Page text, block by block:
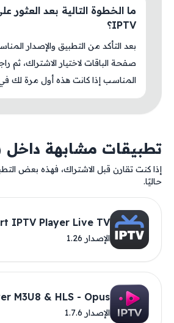
IPTV؟
بعد التأكد من التطبيق والإصدار
صفحة الباقات لاختيار الاشتراك، ثم
المناسب إذا كانت هذه أول مرة لك في
تطبيقات مشابهة
إذا كنت تقارن قبل الاشتراك، فهذه بعض
حاليًا.
IPTV Player Live TV
الإصدار 1.26
M3U8 & HLS - Opus
الإصدار 1.7.6